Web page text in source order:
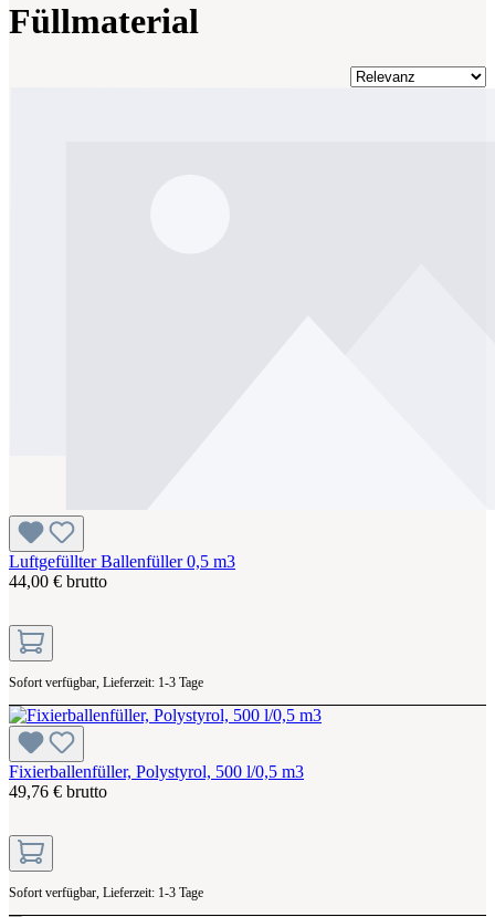
Füllmaterial
Luftgefüllter Ballenfüller 0,5 m3
44,00 € brutto
Sofort verfügbar, Lieferzeit: 1-3 Tage
Fixierballenfüller, Polystyrol, 500 l/0,5 m3
49,76 € brutto
Sofort verfügbar, Lieferzeit: 1-3 Tage